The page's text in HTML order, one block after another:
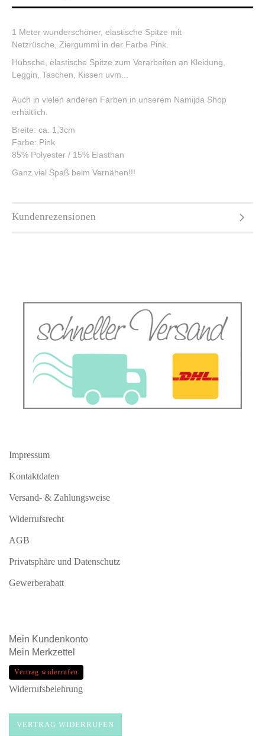
1 Meter wunderschöner, elastische Spitze mit
Netzrüsche, Ziergummi in der Farbe Pink.
Hübsche, elastische Spitze zum Verarbeiten an Kleidung,
Leggin, Taschen, Kissen uvm...
Auch in vielen anderen Farben in unserem Namijda Shop
erhältlich.
Breite: ca. 1,3cm
Farbe: Pink
85% Polyester / 15% Elasthan
Ganz viel Spaß beim Vernähen!!!
Kundenrezensionen
Impressum
Kontaktdaten
Versand- & Zahlungsweise
Widerrufsrecht
AGB
Privatsphäre und Datenschutz
Gewerberabatt
Mein Kundenkonto
Mein Merkzettel
Vertrag widerrufen
Widerrufsbelehrung
VERTRAG WIDERRUFEN